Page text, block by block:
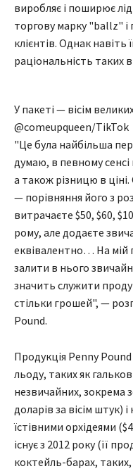
виробляє і поширює
торгову марку "ballz" і
клієнтів. Однак
раціональність таких
У пакеті — вісім
@comeupqueen/TikTok
"Це була найбільша
думаю, в певному
а також різницю в
— порівняння його з
витрачаєте $50, $60,
рому, але додаєте
еквівалентно… На мій
залити в нього
значить служити
стільки грошей", —
Pound.
Продукція Penny
льоду, таких як
незвичайних, зокрема
доларів за вісім штук)
їстівними орхідеями
існує з 2012 року (її
коктейль-барах,